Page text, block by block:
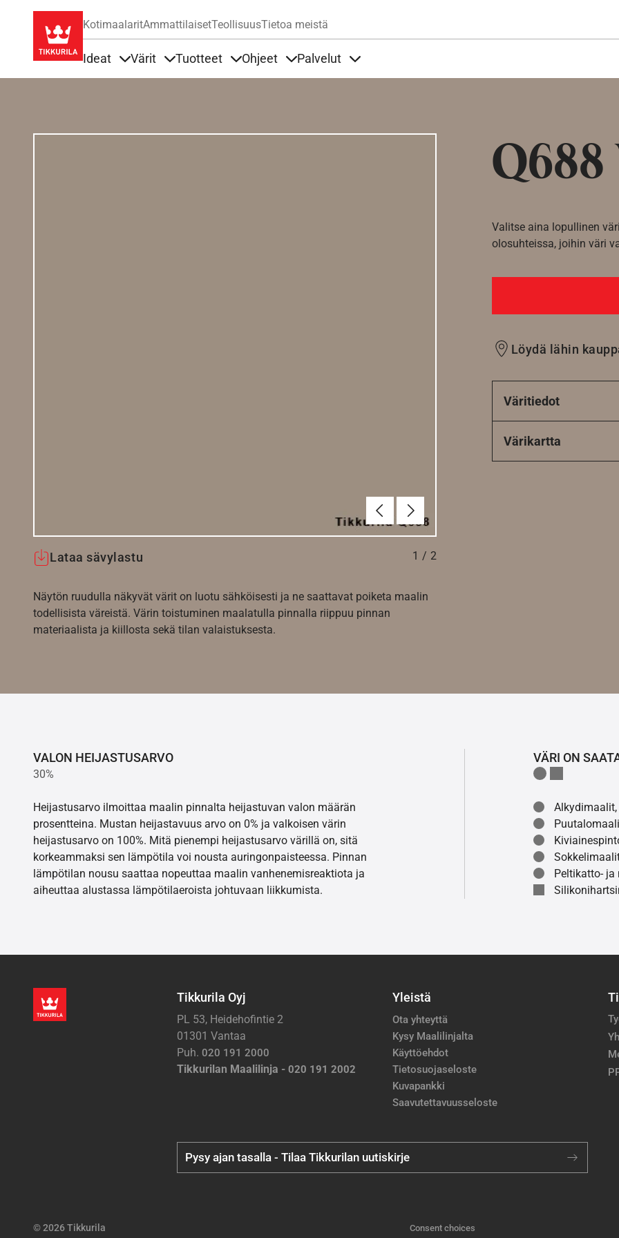
KotimaalaritAmmattilaisetTeollisuusTietoa meistä
Ideat Värit Tuotteet Ohjeet Palvelut
Q688
EdellinenSeuraava
Lataa sävylastu 1 / 2
Näytön ruudulla näkyvät värit on luotu sähköisesti ja ne saattavat poiketa maalin
todellisista väreistä. Värin toistuminen maalatulla pinnalla riippuu pinnan
materiaalista ja kiillosta sekä tilan valaistuksesta.
Valitse aina lopullinen
olosuhteissa, joihin väri
Löydä lähin
Väritiedot
Värikartta
VALON HEIJASTUSARVO
30%
Heijastusarvo ilmoittaa maalin pinnalta heijastuvan valon määrän
prosentteina. Mustan heijastavuus arvo on 0% ja valkoisen värin
heijastusarvo on 100%. Mitä pienempi heijastusarvo värillä on, sitä
korkeammaksi sen lämpötila voi nousta auringonpaisteessa. Pinnan
lämpötilan nousu saattaa nopeuttaa maalin vanhenemisreaktiota ja
aiheuttaa alustassa lämpötilaeroista johtuvaan liikkumista.
VÄRI ON
Peltikatto-
Tikkurila Oyj
PL 53, Heidehofintie 2
01301 Vantaa
Puh. 020 191 2000
Tikkurilan Maalilinja - 020 191 2002
Yleistä
Ota yhteyttä
Kysy Maalilinjalta
Käyttöehdot
Tietosuojaseloste
Kuvapankki
Saavutettavuusseloste
Pysy ajan tasalla - Tilaa Tikkurilan uutiskirje
© 2026 Tikkurila Consent choices